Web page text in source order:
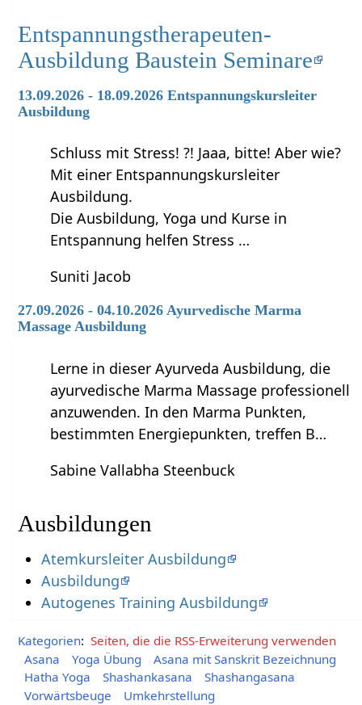
Entspannungstherapeuten-
Ausbildung Baustein Seminare
13.09.2026 - 18.09.2026 Entspannungskursleiter
Ausbildung
Schluss mit Stress! ?! Jaaa, bitte! Aber wie?
Mit einer Entspannungskursleiter
Ausbildung.
Die Ausbildung, Yoga und Kurse in
Entspannung helfen Stress …
Suniti Jacob
27.09.2026 - 04.10.2026 Ayurvedische Marma
Massage Ausbildung
Lerne in dieser Ayurveda Ausbildung, die
ayurvedische Marma Massage professionell
anzuwenden. In den Marma Punkten,
bestimmten Energiepunkten, treffen B…
Sabine Vallabha Steenbuck
Ausbildungen
Atemkursleiter Ausbildung
Ausbildung
Autogenes Training Ausbildung
Kategorien: Seiten, die die RSS-Erweiterung verwenden
Asana
Yoga Übung
Asana mit Sanskrit Bezeichnung
Hatha Yoga
Shashankasana
Shashangasana
Vorwärtsbeuge
Umkehrstellung